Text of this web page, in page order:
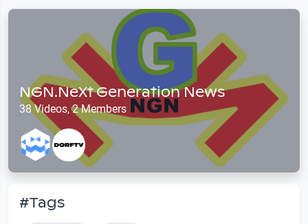
NGN.NeXt Generation News
38 Videos, 2 Members
#Tags